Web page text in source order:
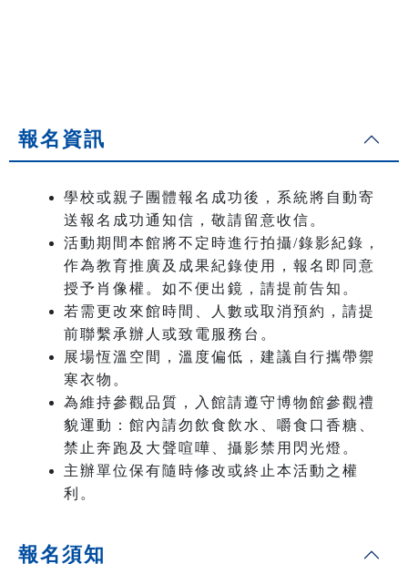
報名資訊
學校或親子團體報名成功後，系統將自動寄
送報名成功通知信，敬請留意收信。
活動期間本館將不定時進行拍攝/錄影紀錄，
作為教育推廣及成果紀錄使用，報名即同意
授予肖像權。如不便出鏡，請提前告知。
若需更改來館時間、人數或取消預約，請提
前聯繫承辦人或致電服務台。
展場恆溫空間，溫度偏低，建議自行攜帶禦
寒衣物。
為維持參觀品質，入館請遵守博物館參觀禮
貌運動：館內請勿飲食飲水、嚼食口香糖、
禁止奔跑及大聲喧嘩、攝影禁用閃光燈。
主辦單位保有隨時修改或終止本活動之權
利。
報名須知